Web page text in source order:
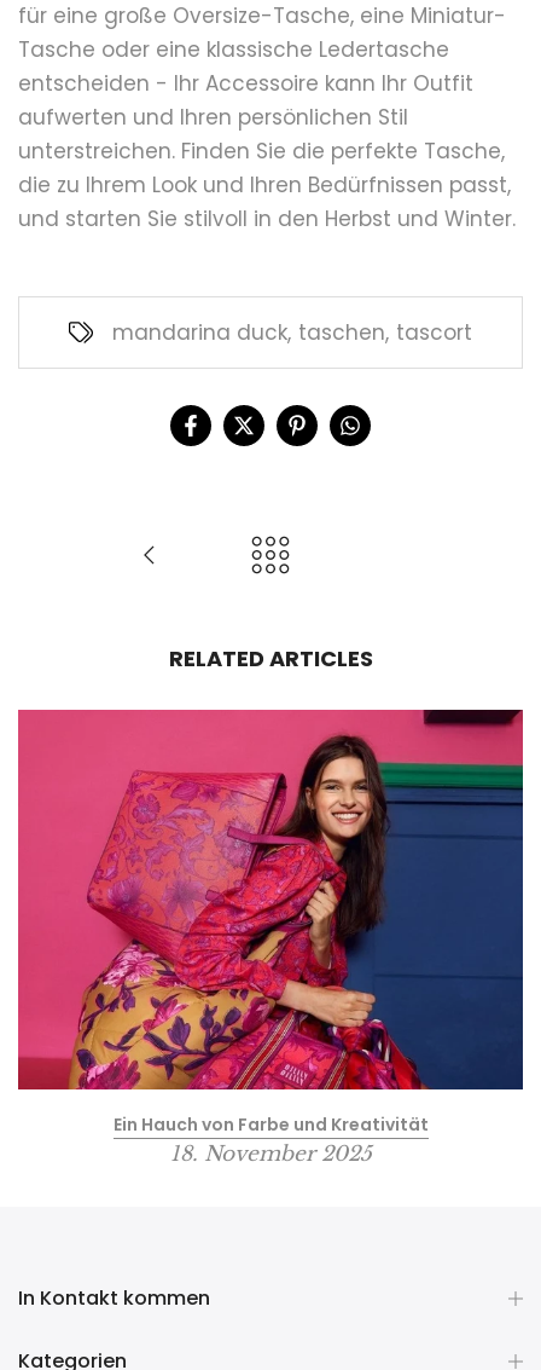
für eine große Oversize-Tasche, eine Miniatur-
Tasche oder eine klassische Ledertasche
entscheiden - Ihr Accessoire kann Ihr Outfit
aufwerten und Ihren persönlichen Stil
unterstreichen. Finden Sie die perfekte Tasche,
die zu Ihrem Look und Ihren Bedürfnissen passt,
und starten Sie stilvoll in den Herbst und Winter.
mandarina duck, taschen, tascort
RELATED ARTICLES
Ein Hauch von Farbe und Kreativität
18. November 2025
In Kontakt kommen
Kategorien